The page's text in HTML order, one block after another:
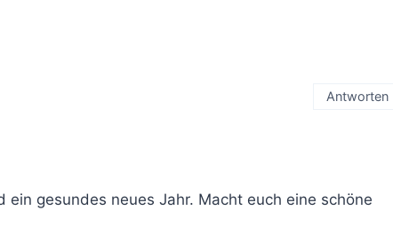
gesundes neues Jahr. Macht euch eine schöne
Antworten